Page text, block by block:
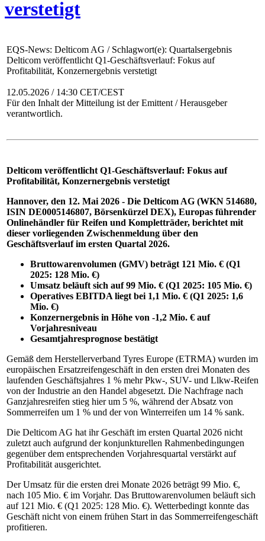
verstetigt
EQS-News: Delticom AG / Schlagwort(e): Quartalsergebnis
Delticom veröffentlicht Q1-Geschäftsverlauf: Fokus auf
Profitabilität, Konzernergebnis verstetigt
12.05.2026 / 14:30 CET/CEST
Für den Inhalt der Mitteilung ist der Emittent / Herausgeber
verantwortlich.
Delticom veröffentlicht Q1-Geschäftsverlauf: Fokus auf
Profitabilität, Konzernergebnis verstetigt
Hannover, den 12. Mai 2026 - Die Delticom AG (WKN 514680,
ISIN DE0005146807, Börsenkürzel DEX), Europas führender
Onlinehändler für Reifen und Kompletträder, berichtet mit
dieser vorliegenden Zwischenmeldung über den
Geschäftsverlauf im ersten Quartal 2026.
Bruttowarenvolumen (GMV) beträgt 121 Mio. € (Q1
2025: 128 Mio. €)
Umsatz beläuft sich auf 99 Mio. € (Q1 2025: 105 Mio. €)
Operatives EBITDA liegt bei 1,1 Mio. € (Q1 2025: 1,6
Mio. €)
Konzernergebnis in Höhe von -1,2 Mio. € auf
Vorjahresniveau
Gesamtjahresprognose bestätigt
Gemäß dem Herstellerverband Tyres Europe (ETRMA) wurden im
europäischen Ersatzreifengeschäft in den ersten drei Monaten des
laufenden Geschäftsjahres 1 % mehr Pkw-, SUV- und Llkw-Reifen
von der Industrie an den Handel abgesetzt. Die Nachfrage nach
Ganzjahresreifen stieg hier um 5 %, während der Absatz von
Sommerreifen um 1 % und der von Winterreifen um 14 % sank.
Die Delticom AG hat ihr Geschäft im ersten Quartal 2026 nicht
zuletzt auch aufgrund der konjunkturellen Rahmenbedingungen
gegenüber dem entsprechenden Vorjahresquartal verstärkt auf
Profitabilität ausgerichtet.
Der Umsatz für die ersten drei Monate 2026 beträgt 99 Mio. €,
nach 105 Mio. € im Vorjahr. Das Bruttowarenvolumen beläuft sich
auf 121 Mio. € (Q1 2025: 128 Mio. €). Wetterbedingt konnte das
Geschäft nicht von einem frühen Start in das Sommerreifengeschäft
profitieren.